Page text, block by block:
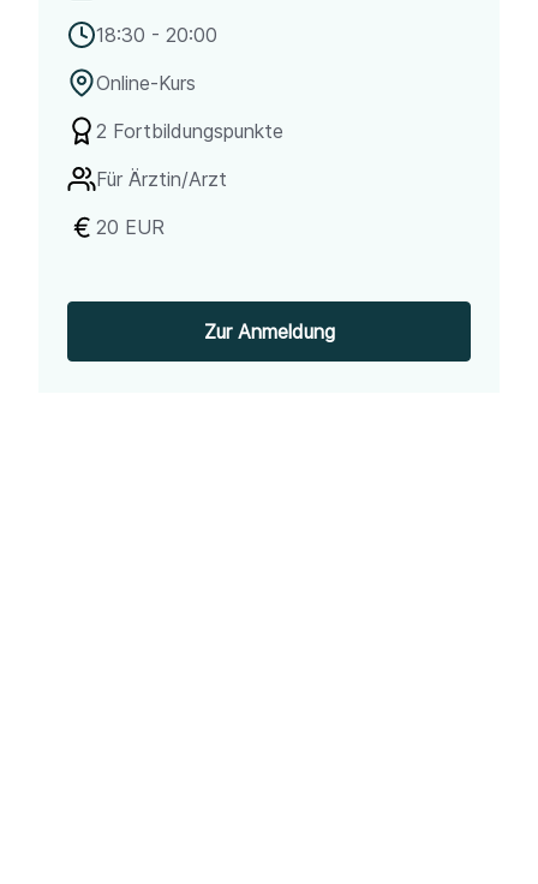
18:30 - 20:00
Online-Kurs
2 Fortbildungspunkte
Für Ärztin/Arzt
20 EUR
Zur Anmeldung